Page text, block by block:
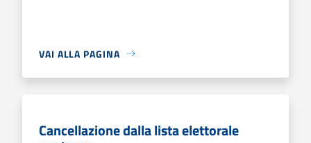
VAI ALLA PAGINA
Cancellazione dalla lista elettorale